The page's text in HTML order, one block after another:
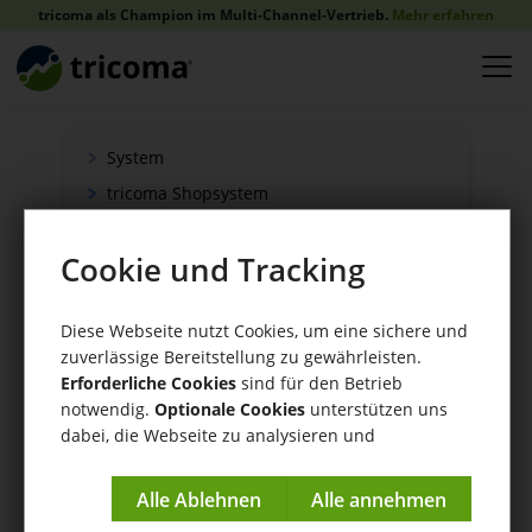
tricoma als Champion im Multi-Channel-Vertrieb. Mehr erfahren
System
tricoma Shopsystem
Verkauf
Zahlung
Versand
WaWi/CRM
CRM Tools
Cookie und Tracking
Diese Webseite nutzt Cookies, um eine sichere und
zuverlässige Bereitstellung zu gewährleisten.
Erforderliche Cookies sind für den Betrieb
notwendig. Optionale Cookies unterstützen uns
dabei, die Webseite zu analysieren und
Impressum| Datenschutzerklärung